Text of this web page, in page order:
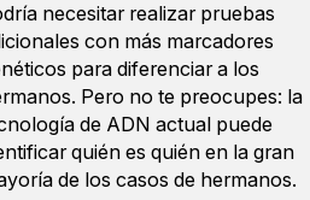
necesitar realizar pruebas
con más marcadores
para diferenciar a los
Pero no te preocupes: la
de ADN actual puede
quién es quién en la gran
de los casos de hermanos.